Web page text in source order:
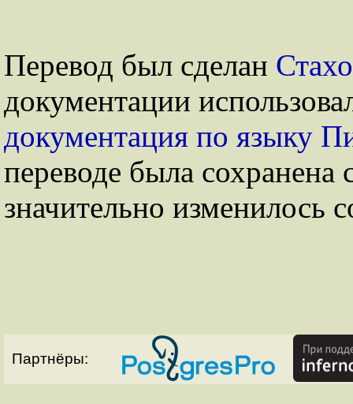
Перевод был сделан
документации
документация по языку
переводе была сохранена
значительно изменилось
Партнёры: